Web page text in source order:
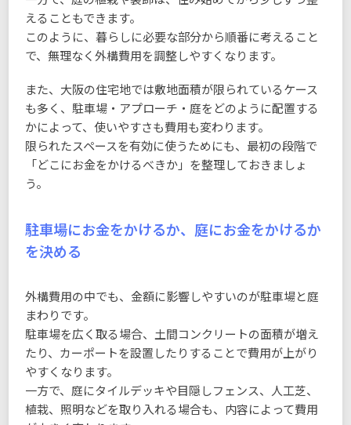
えることもできます。
このように、暮らしに必要な部分から順番に考えること
で、無理なく外構費用を調整しやすくなります。
また、大阪の住宅地では敷地面積が限られているケース
も多く、駐車場・アプローチ・庭をどのように配置する
かによって、使いやすさも費用も変わります。
限られたスペースを有効に使うためにも、最初の段階で
「どこにお金をかけるべきか」を整理しておきましょ
う。
駐車場にお金をかけるか、庭にお金をかけるか
を決める
外構費用の中でも、金額に影響しやすいのが駐車場と庭
まわりです。
駐車場を広く取る場合、土間コンクリートの面積が増え
たり、カーポートを設置したりすることで費用が上がり
やすくなります。
一方で、庭にタイルデッキや目隠しフェンス、人工芝、
植栽、照明などを取り入れる場合も、内容によって費用